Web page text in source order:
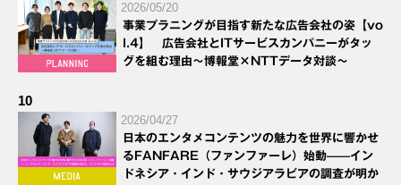
2026/05/20
事業プラニングが目指す新たな広告会社の姿【vo
l.4】 広告会社とITサービスカンパニーがタッ
グを組む理由～博報堂×NTTデータ対談～
10
2026/04/27
日本のエンタメコンテンツの魅力を世界に響かせ
るFANFARE（ファンファーレ）始動——イン
ドネシア・インド・サウジアラビアの調査が明か